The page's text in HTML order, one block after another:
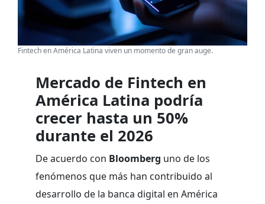
Fintech en América Latina viven un momento de gran auge.
Mercado de Fintech en
América Latina podría
crecer hasta un 50%
durante el 2026
De acuerdo con Bloomberg uno de los
fenómenos que más han contribuido al
desarrollo de la banca digital en América